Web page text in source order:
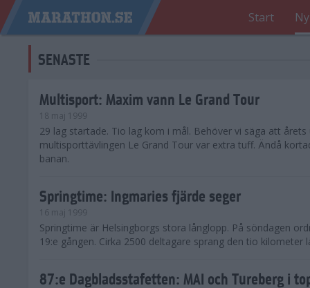
Start
SENASTE
Multisport: Maxim vann Le Grand Tour
18 maj 1999
29 lag startade. Tio lag kom i mål. Behöver vi säga att årets
multisporttävlingen Le Grand Tour var extra tuff. Ändå
banan.
Springtime: Ingmaries fjärde seger
16 maj 1999
Springtime är Helsingborgs stora långlopp. På söndagen
19:e gången. Cirka 2500 deltagare sprang den tio kilometer
87:e Dagbladsstafetten: MAI och Tureberg i